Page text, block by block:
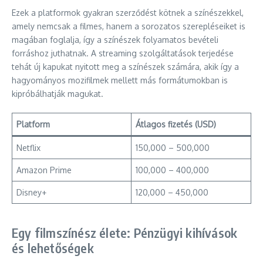
Ezek a platformok gyakran szerződést kötnek a színészekkel,
amely nemcsak a filmes, hanem a sorozatos szerepléseiket is
magában foglalja, így a színészek folyamatos bevételi
forráshoz juthatnak. A streaming szolgáltatások terjedése
tehát új kapukat nyitott meg a színészek számára, akik így a
hagyományos mozifilmek mellett más formátumokban is
kipróbálhatják magukat.
Platform Átlagos fizetés (USD)
Netflix 150,000 – 500,000
Amazon Prime 100,000 – 400,000
Disney+ 120,000 – 450,000
Egy filmszínész élete: Pénzügyi kihívások
és lehetőségek